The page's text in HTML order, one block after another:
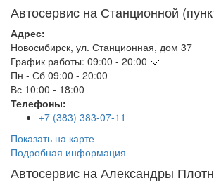
Автосервис на Станционной
Адрес:
Новосибирск, ул. Станционная, дом 37
График работы: 09:00 - 20:00
Пн - Сб 09:00 - 20:00
Вс 10:00 - 18:00
Телефоны:
+7 (383) 383-07-11
Показать на карте
Подробная информация
Автосервис на Александры